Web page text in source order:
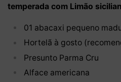
temperada com Limão
01 abacaxi pequeno
Hortelã à gosto
Presunto Parma Cru
Alface americana